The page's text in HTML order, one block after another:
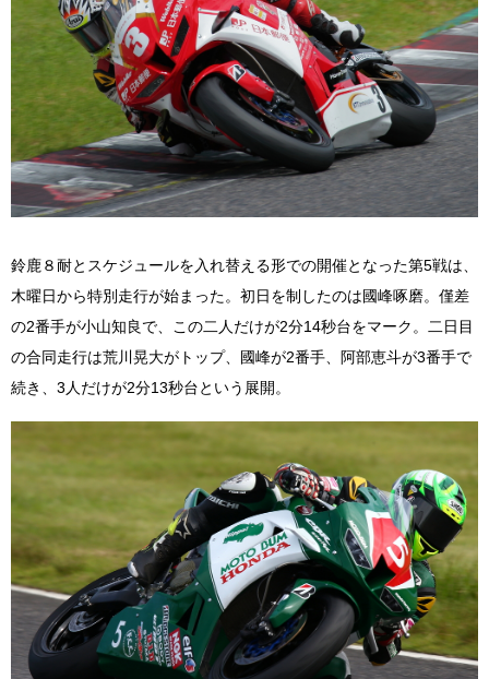
鈴鹿８耐とスケジュールを入れ替える形での開催となった第5戦は、
木曜日から特別走行が始まった。初日を制したのは國峰啄磨。僅差
の2番手が小山知良で、この二人だけが2分14秒台をマーク。二日目
の合同走行は荒川晃大がトップ、國峰が2番手、阿部恵斗が3番手で
続き、3人だけが2分13秒台という展開。